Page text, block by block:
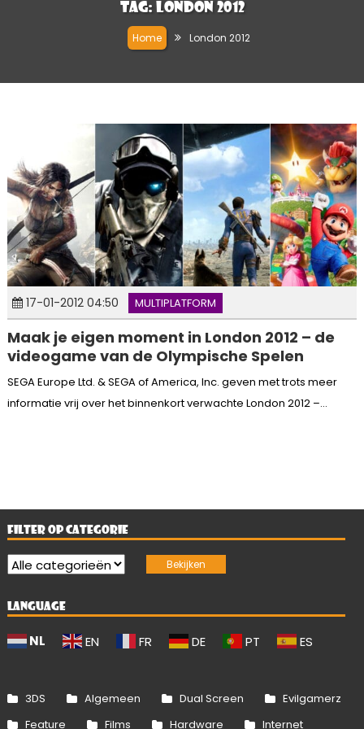
Tag: London 2012
Home London 2012
17-01-2012 04:50 MULTIPLATFORM
Maak je eigen moment in London 2012 – de
videogame van de Olympische Spelen
SEGA Europe Ltd. & SEGA of America, Inc. geven met trots meer
informatie vrij over het binnenkort verwachte London 2012 –...
FILTER OP CATEGORIE
LANGUAGE
NL EN FR DE PT ES
3DS Algemeen Dual Screen
Evilgamerz
Feature
Films Hardware Internet